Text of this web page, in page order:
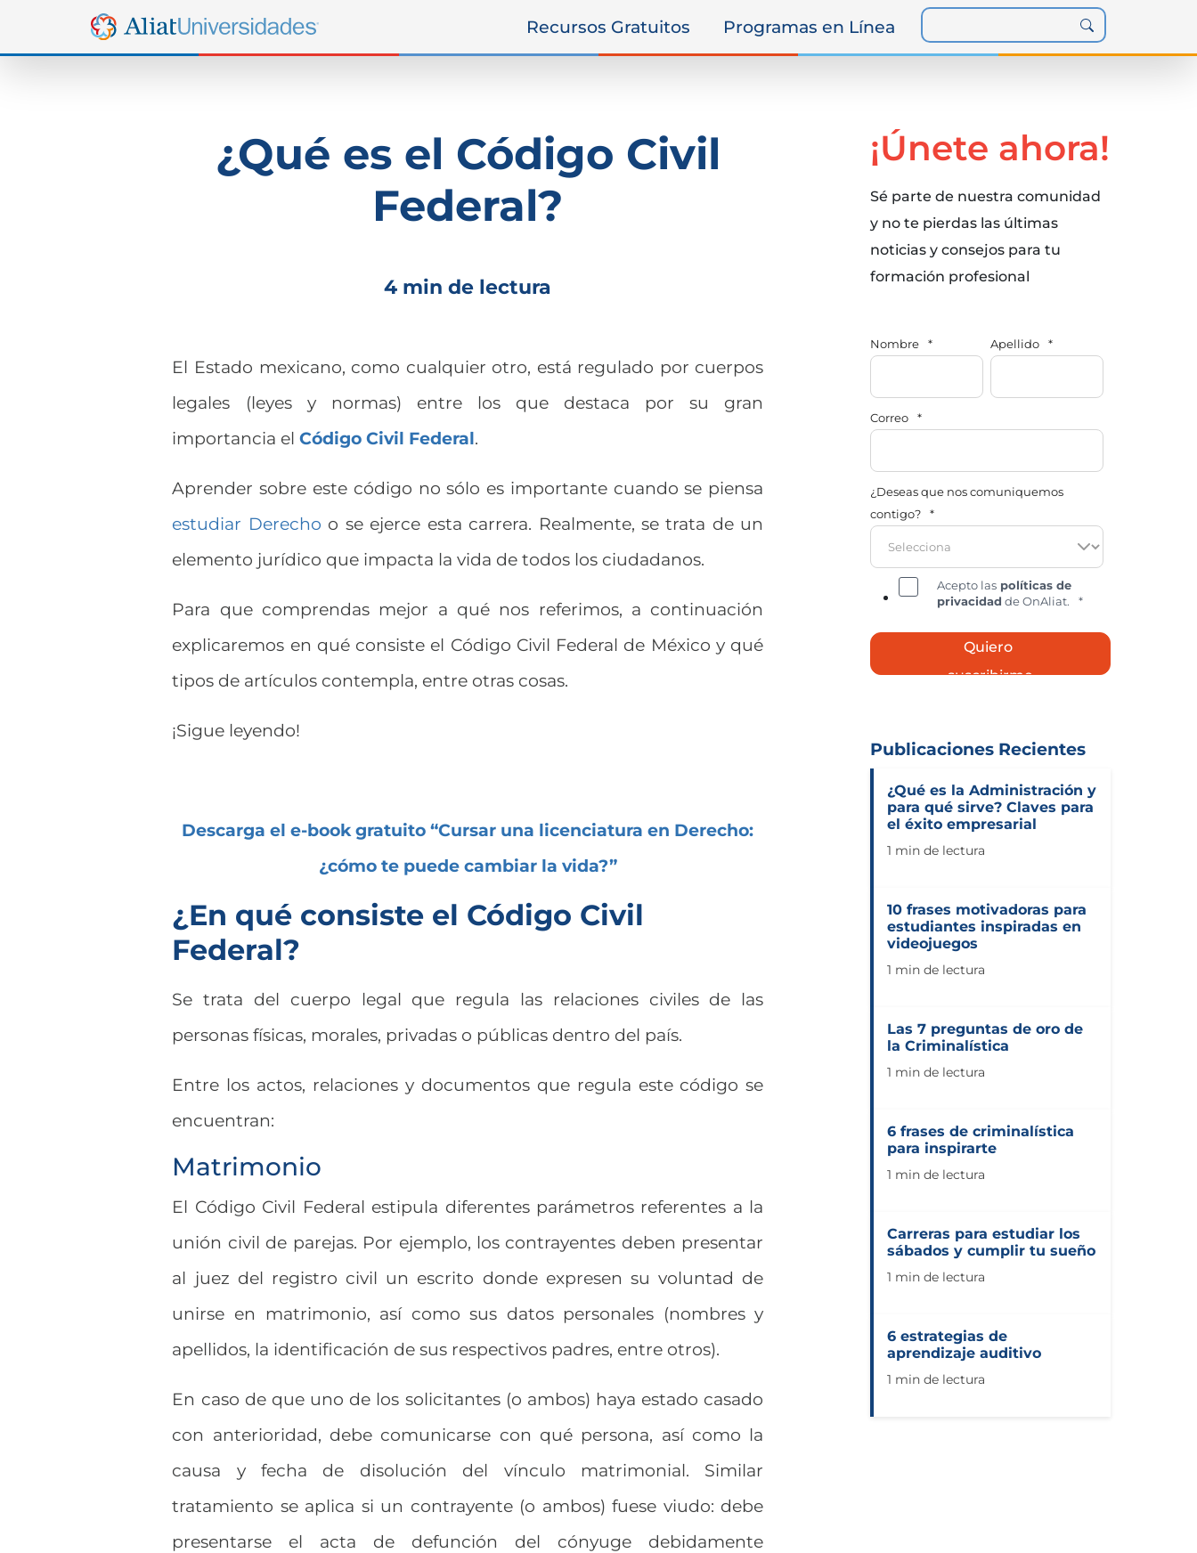
Recursos Gratuitos Programas en Línea
¿Qué es el Código Civil
Federal?
4 min de lectura
El Estado mexicano, como cualquier otro, está regulado por cuerpos
legales (leyes y normas) entre los que destaca por su gran
importancia elCódigo Civil Federal.
Aprender sobre este código no sólo es importante cuando se piensa
estudiar Derecho o se ejerce esta carrera. Realmente, se trata de un
elemento jurídico que impacta la vida de todos los ciudadanos.
Para que comprendas mejor a qué nos referimos, a continuación
explicaremos en qué consiste el Código Civil Federal de México y qué
tipos de artículos contempla, entre otras cosas.
¡Sigue leyendo!
Descarga el e-book gratuito “Cursar una licenciatura en Derecho:
¿cómo te puede cambiar la vida?”
¿En qué consiste el Código Civil
Federal?
Se trata del cuerpo legal que regula las relaciones civiles de las
personas físicas, morales, privadas o públicas dentro del país.
Entre los actos, relaciones y documentos que regula este código se
encuentran:
Matrimonio
El Código Civil Federal estipula diferentes parámetros referentes a la
unión civil de parejas. Por ejemplo, los contrayentes deben presentar
al juez del registro civil un escrito donde expresen su voluntad de
unirse en matrimonio, así como sus datos personales (nombres y
apellidos, la identificación de sus respectivos padres, entre otros).
En caso de que uno de los solicitantes (o ambos) haya estado casado
con anterioridad, debe comunicarse con qué persona, así como la
causa y fecha de disolución del vínculo matrimonial. Similar
tratamiento se aplica si un contrayente (o ambos) fuese viudo: debe
presentarse el acta de defunción del cónyuge debidamente
¡Únete ahora!
Sé parte de nuestra comunidad
y no te pierdas las últimas
noticias y consejos para tu
formación profesional
Nombre * Apellido *
Correo *
¿Deseas que nos comuniquemos
contigo?
*
Acepto las políticas de
privacidad de OnAliat. *
Publicaciones Recientes
¿Qué es la Administración y
para qué sirve? Claves para
el éxito empresarial
1 min de lectura
10 frases motivadoras para
estudiantes inspiradas en
videojuegos
1 min de lectura
Las 7 preguntas de oro de
la Criminalística
1 min de lectura
6 frases de criminalística
para inspirarte
1 min de lectura
Carreras para estudiar los
sábados y cumplir tu sueño
1 min de lectura
6 estrategias de
aprendizaje auditivo
1 min de lectura